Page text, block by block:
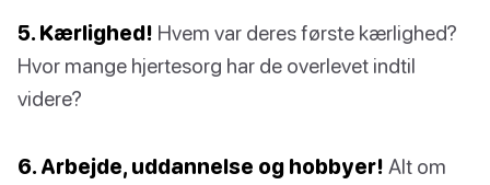
5. Kærlighed! Hvem var deres første kærlighed?
Hvor mange hjertesorg har de overlevet indtil
videre?
6. Arbejde, uddannelse og hobbyer! Alt om